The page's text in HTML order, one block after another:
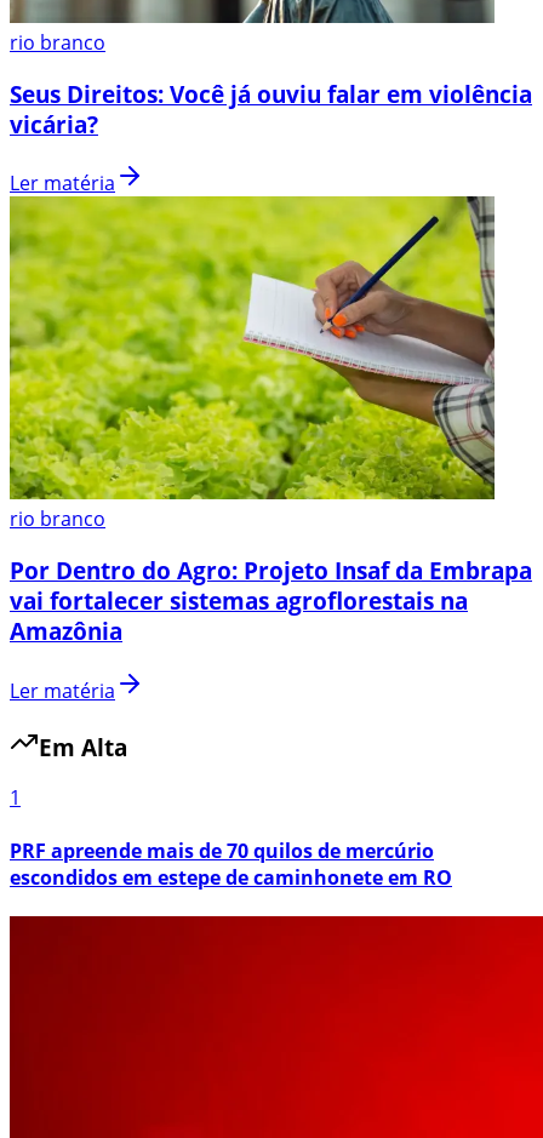
rio branco
Seus Direitos: Você já ouviu falar em violência
vicária?
Ler matéria
rio branco
Por Dentro do Agro: Projeto Insaf da Embrapa
vai fortalecer sistemas agroflorestais na
Amazônia
Ler matéria
Em Alta
1
PRF apreende mais de 70 quilos de mercúrio
escondidos em estepe de caminhonete em RO